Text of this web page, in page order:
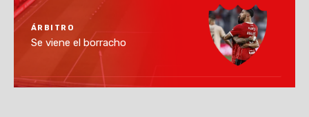
ÁRBITRO
Se viene el borracho